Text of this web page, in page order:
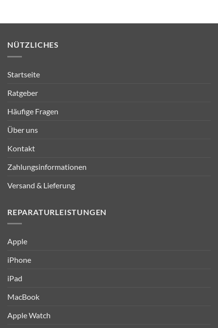
NÜTZLICHES
Startseite
Ratgeber
Häufige Fragen
Über uns
Kontakt
Zahlungsinformationen
Versand & Lieferung
REPARATURLEISTUNGEN
Apple
iPhone
iPad
MacBook
Apple Watch